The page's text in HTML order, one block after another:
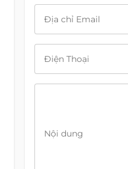
Địa chỉ Email
Điện Thoại
Nội dung